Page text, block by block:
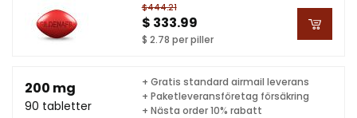
$444.21
$ 333.99
$ 2.78 per piller
200 mg
90 tabletter
+ Gratis standard airmail leverans
+ Paketleveransföretag försäkring
+ Nästa order 10% rabatt